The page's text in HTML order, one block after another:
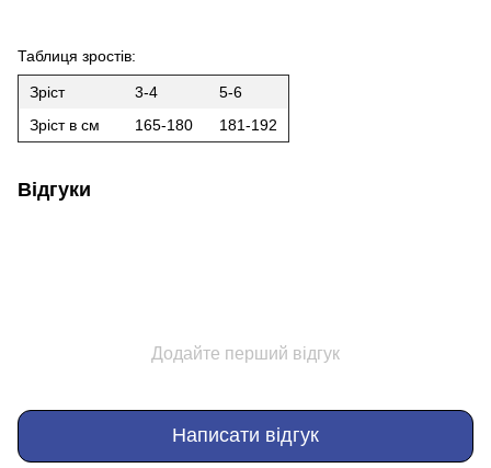
Таблиця зростів:
Зріст 3-4
5-6
Зріст в см
165-180 181-192
Відгуки
Додайте перший відгук
Написати відгук